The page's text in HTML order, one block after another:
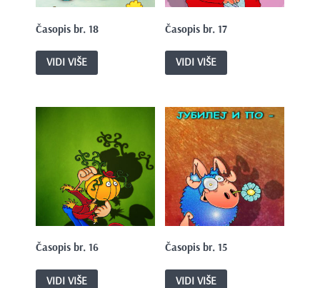
Časopis br. 18
VIDI VIŠE
Časopis br. 17
VIDI VIŠE
Časopis br. 16
VIDI VIŠE
Časopis br. 15
VIDI VIŠE